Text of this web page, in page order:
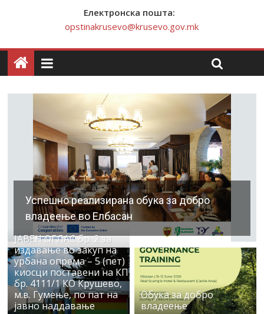
Електронска пошта:
opstinakrusevo@krusevo.gov.mk
Успешно реализирана обука за добро
владеење во Елбасан
ЈАВЕН ОГЛАС бр. 2 за
издавање во закуп на
урбана опрема – 5 (пет)
киосци поставени на КП
бр. 4111/1 КО Крушево,
м.в. Гумење, по пат на
јавно наддавање
Обука за добро
владеење